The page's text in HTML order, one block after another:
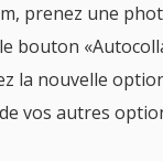
prenez une
bouton
la nouvelle
vos autres